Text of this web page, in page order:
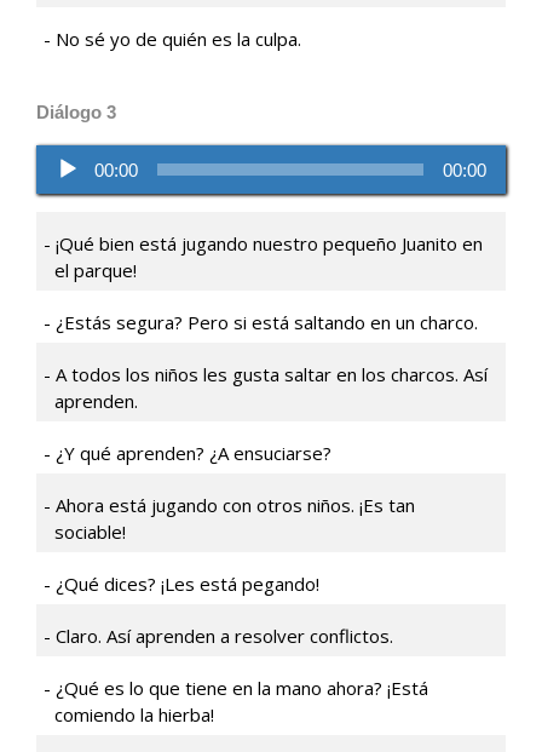
No sé yo de quién es la culpa.
Diálogo 3
Reproductor
de
00:00 00:00
¡Qué bien está jugando nuestro pequeño Juanito en
el parque!
¿Estás segura? Pero si está saltando en un charco.
A todos los niños les gusta saltar en los charcos. Así
aprenden.
¿Y qué aprenden? ¿A ensuciarse?
Ahora está jugando con otros niños. ¡Es tan
sociable!
¿Qué dices? ¡Les está pegando!
Claro. Así aprenden a resolver conflictos.
¿Qué es lo que tiene en la mano ahora? ¡Está
comiendo la hierba!